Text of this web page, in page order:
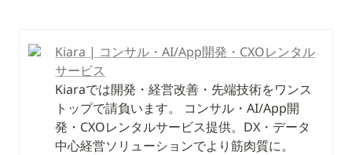
Kiara | コンサル・AI/App開発・CXOレンタル
サービス
Kiaraでは開発・経営改善・先端技術をワンス
トップで請負います。 コンサル・AI/App開
発・CXOレンタルサービス提供。DX・データ
中心経営ソリューションでより筋肉質に。